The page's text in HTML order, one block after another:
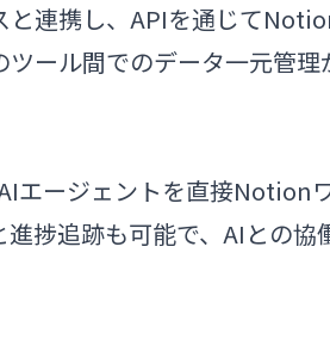
連携し、APIを通じて
ール間でのデータ一元管理
エージェントを直接Notion
捗追跡も可能で、AIとの協